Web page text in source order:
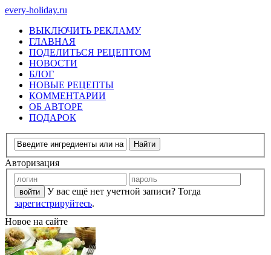
every-holiday.ru
ВЫКЛЮЧИТЬ РЕКЛАМУ
ГЛАВНАЯ
ПОДЕЛИТЬСЯ РЕЦЕПТОМ
НОВОСТИ
БЛОГ
НОВЫЕ РЕЦЕПТЫ
КОММЕНТАРИИ
ОБ АВТОРЕ
ПОДАРОК
Авторизация
У вас ещё нет учетной записи? Тогда
зарегистрируйтесь.
Новое на сайте